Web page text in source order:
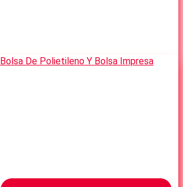
Bolsa De Polietileno Y Bolsa Impresa